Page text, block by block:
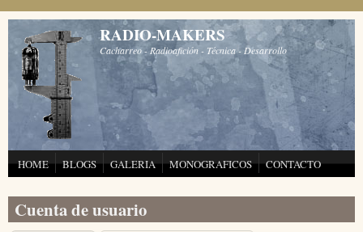
Pasar al contenido principal
RADIO-MAKERS
Cacharreo - Radioafición - Técnica - Desarrollo
HOME BLOGS GALERIA MONOGRAFICOS CONTACTO
Cuenta de usuario